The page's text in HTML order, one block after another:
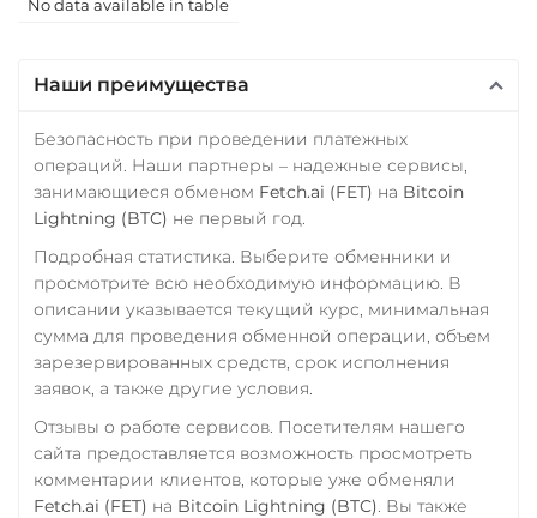
Tron (TRX)
TRUMP
ERC20
USD Coin (USDC)
VeChain (VET)
Zcash (ZEC)
No data available in table
Наши преимущества
Безопасность при проведении платежных
операций. Наши партнеры – надежные сервисы,
занимающиеся обменом Fetch.ai (FET) на Bitcoin
Lightning (BTC) не первый год.
Подробная статистика. Выберите обменники и
просмотрите всю необходимую информацию. В
описании указывается текущий курс, минимальная
сумма для проведения обменной операции, объем
зарезервированных средств, срок исполнения
заявок, а также другие условия.
Отзывы о работе сервисов. Посетителям нашего
сайта предоставляется возможность просмотреть
комментарии клиентов, которые уже обменяли
Fetch.ai (FET) на Bitcoin Lightning (BTC). Вы также